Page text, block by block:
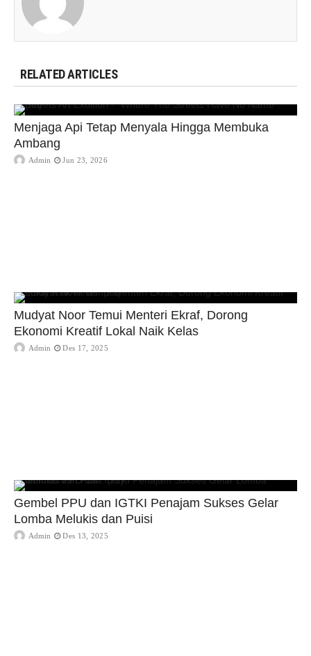
RELATED ARTICLES
Menjaga Api Tetap Menyala Hingga Membuka
Ambang
Admin Jun 23, 2026
Mudyat Noor Temui Menteri Ekraf, Dorong
Ekonomi Kreatif Lokal Naik Kelas
Admin Des 17, 2025
Gembel PPU dan IGTKI Penajam Sukses Gelar
Lomba Melukis dan Puisi
Admin Des 13, 2025